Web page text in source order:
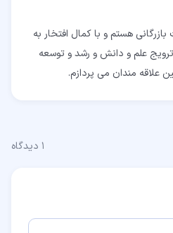
هستم و با کمال افتخار به
ترویج علم و دانش و رشد و توسعه
علاقه مندان می پردازم.
۱ دیدگاه